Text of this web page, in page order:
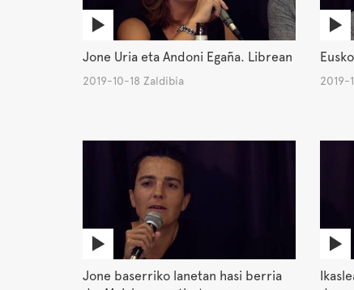
Jone Uria eta Andoni Egaña. Librean
2019-10-18 Zaldibia 2019-
Jone baserriko lanetan hasi berria